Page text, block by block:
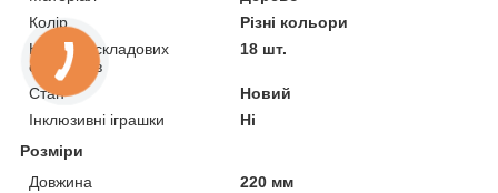
Колір
Різні кольори
Кількість складових
елементів
18 шт.
Стан
Новий
Інклюзивні іграшки
Ні
Розміри
Довжина
220 мм